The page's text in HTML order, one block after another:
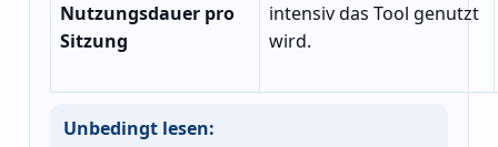
Nutzungsdauer pro
Sitzung
intensiv das Tool genutzt
wird.
Unbedingt lesen: